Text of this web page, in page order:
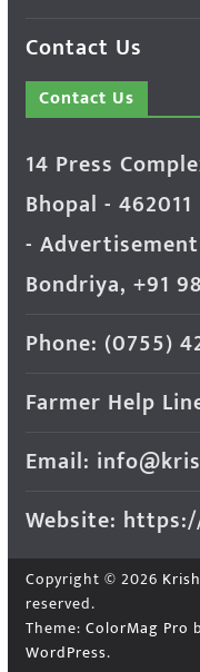
Contact Us
Contact Us
14 Press
Bhopal -
-
Bondriya, +91
Phone: (0755)
Farmer Help
Email:
Website:
Copyright © 2026
reserved.
Theme: ColorMag Pro
WordPress.